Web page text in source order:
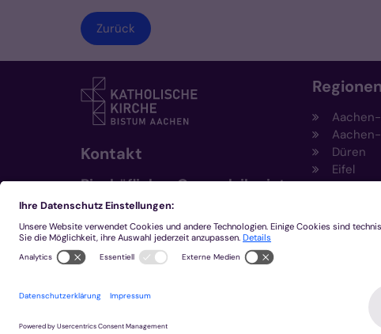
Zurück
Kontakt
Bischöfliches Generalvikariat
Aachen
+49 241 452-0
kommunikation@bistum-
aachen.de
Regionen
Düren
Eifel
Krefeld
2026 © Bistum Aachen